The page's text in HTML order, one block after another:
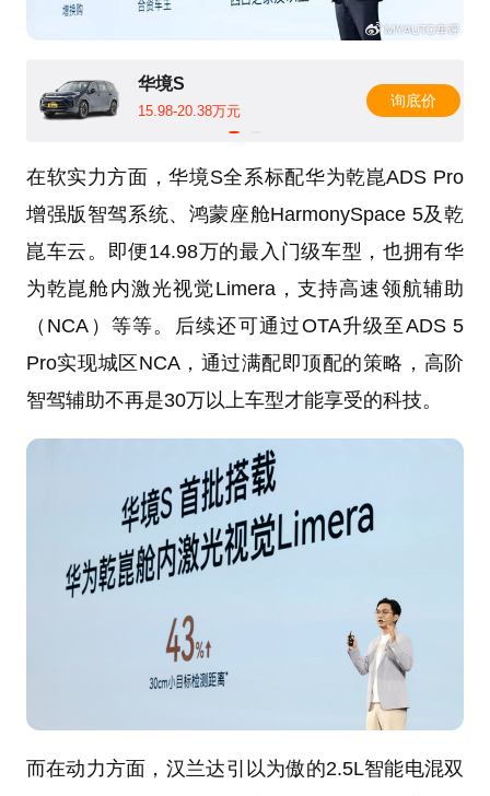
华境S
15.98-20.38万元
询底价
在软实力方面，华境S全系标配华为乾崑ADS Pro
增强版智驾系统、鸿蒙座舱HarmonySpace 5及乾
崑车云。即便14.98万的最入门级车型，也拥有华
为乾崑舱内激光视觉Limera，支持高速领航辅助
（NCA）等等。后续还可通过OTA升级至ADS 5
Pro实现城区NCA，通过满配即顶配的策略，高阶
智驾辅助不再是30万以上车型才能享受的科技。
而在动力方面，汉兰达引以为傲的2.5L智能电混双